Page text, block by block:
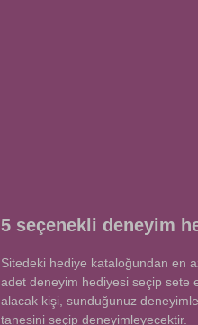
5 seçenekli deneyim
Sitedeki hediye kataloğundan en
adet deneyim hediyesi seçip sete
alacak kişi, sunduğunuz
tanesini seçip deneyimleyecektir.